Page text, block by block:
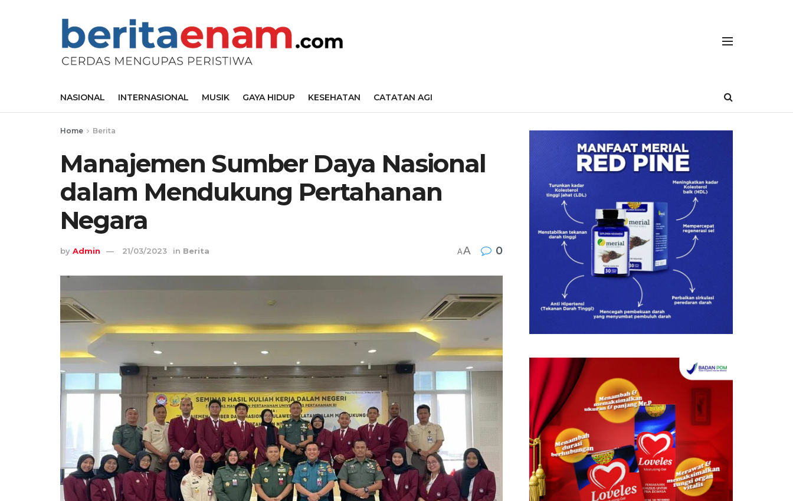
NASIONAL INTERNASIONAL MUSIK GAYA HIDUP KESEHATAN CATATAN AGI
Home Berita
Manajemen Sumber Daya Nasional
dalam Mendukung Pertahanan
Negara
by Admin 21/03/2023 in Berita AA 0